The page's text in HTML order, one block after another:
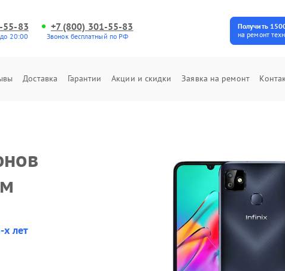
55-83
20:00
+7 (800) 301-55-83
Звонок бесплатный по РФ
Получить
на ремонт
Доставка Гарантии Акции и скидки Заявка на ремонт
лет